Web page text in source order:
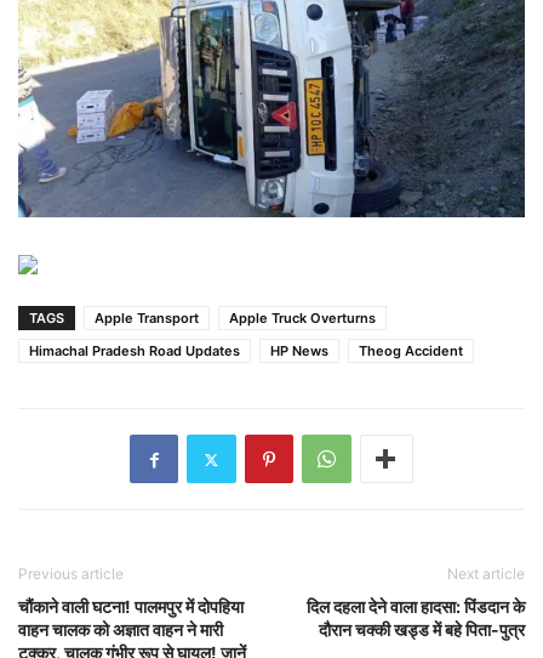
TAGS Apple Transport
Apple Truck Overturns
Himachal Pradesh Road Updates
HP News Theog Accident
Previous article
चौंकाने वाली घटना! पालमपुर में दोपहिया
वाहन चालक को अज्ञात वाहन ने मारी
टक्कर, चालक गंभीर रूप से घायल! जानें
Next article
दिल दहला देने वाला हादसा: पिंडदान के
दौरान चक्की खड्ड में बहे पिता-पुत्र